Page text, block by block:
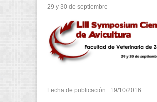
29 y 30 de septiembre
Fecha de publicación : 19/10/2016